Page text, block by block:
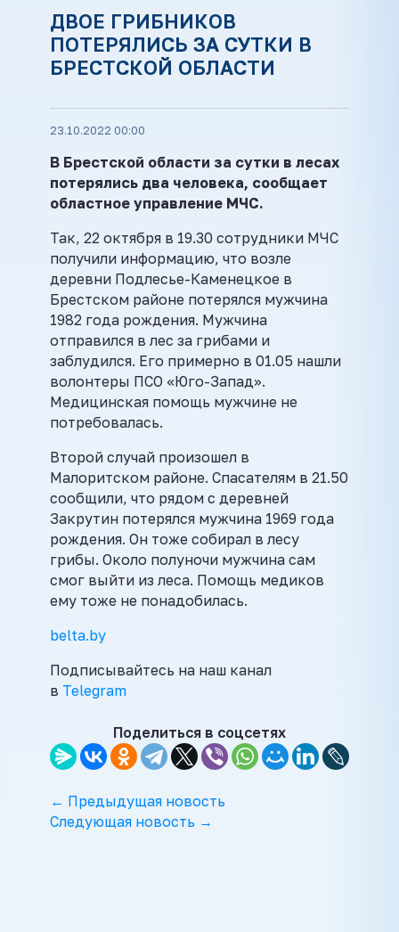
ДВОЕ ГРИБНИКОВ
ПОТЕРЯЛИСЬ ЗА СУТКИ В
БРЕСТСКОЙ ОБЛАСТИ
23.10.2022 00:00
В Брестской области за сутки в лесах
потерялись два человека, сообщает
областное управление МЧС.
Так, 22 октября в 19.30 сотрудники МЧС
получили информацию, что возле
деревни Подлесье-Каменецкое в
Брестском районе потерялся мужчина
1982 года рождения. Мужчина
отправился в лес за грибами и
заблудился. Его примерно в 01.05 нашли
волонтеры ПСО «Юго-Запад».
Медицинская помощь мужчине не
потребовалась.
Второй случай произошел в
Малоритском районе. Спасателям в 21.50
сообщили, что рядом с деревней
Закрутин потерялся мужчина 1969 года
рождения. Он тоже собирал в лесу
грибы. Около полуночи мужчина сам
смог выйти из леса. Помощь медиков
ему тоже не понадобилась.
belta.by
Подписывайтесь на наш канал
в Telegram
Поделиться в соцсетях
← Предыдущая новость
Следующая новость →